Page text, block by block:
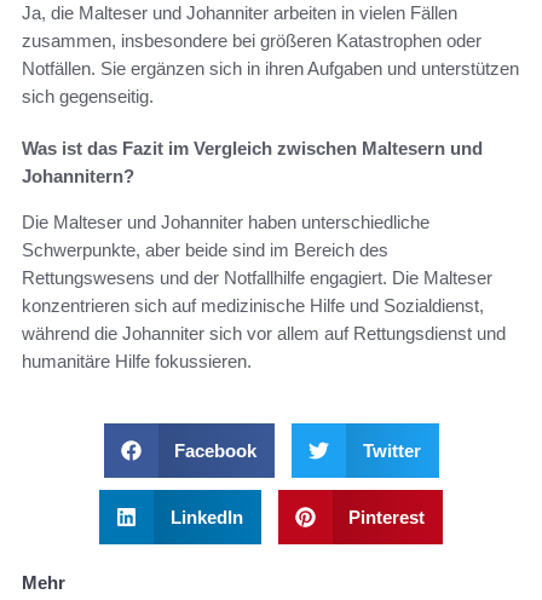
Ja, die Malteser und Johanniter arbeiten in vielen Fällen
zusammen, insbesondere bei größeren Katastrophen oder
Notfällen. Sie ergänzen sich in ihren Aufgaben und unterstützen
sich gegenseitig.
Was ist das Fazit im Vergleich zwischen Maltesern und
Johannitern?
Die Malteser und Johanniter haben unterschiedliche
Schwerpunkte, aber beide sind im Bereich des
Rettungswesens und der Notfallhilfe engagiert. Die Malteser
konzentrieren sich auf medizinische Hilfe und Sozialdienst,
während die Johanniter sich vor allem auf Rettungsdienst und
humanitäre Hilfe fokussieren.
Facebook Twitter
LinkedIn Pinterest
Mehr